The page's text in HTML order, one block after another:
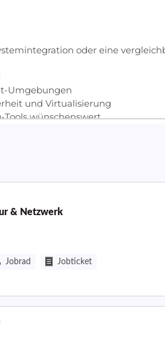
& Netzwerk
Jobrad Jobticket